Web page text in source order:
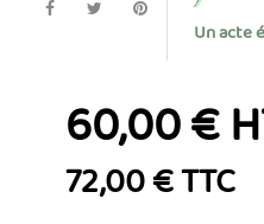
Un acte
60,00 €
72,00 € TTC